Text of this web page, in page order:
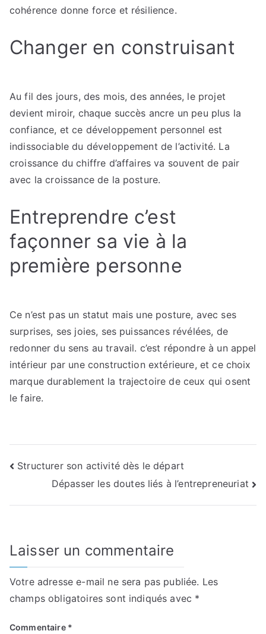
cohérence donne force et résilience.
Changer en construisant
Au fil des jours, des mois, des années, le projet
devient miroir, chaque succès ancre un peu plus la
confiance, et ce développement personnel est
indissociable du développement de l’activité. La
croissance du chiffre d’affaires va souvent de pair
avec la croissance de la posture.
Entreprendre c’est
façonner sa vie à la
première personne
Ce n’est pas un statut mais une posture, avec ses
surprises, ses joies, ses puissances révélées, de
redonner du sens au travail. c’est répondre à un appel
intérieur par une construction extérieure, et ce choix
marque durablement la trajectoire de ceux qui osent
le faire.
Navigation
Structurer son activité dès le départ
Dépasser les doutes liés à l’entrepreneuriat
Laisser un commentaire
Votre adresse e-mail ne sera pas publiée. Les
champs obligatoires sont indiqués avec *
Commentaire *